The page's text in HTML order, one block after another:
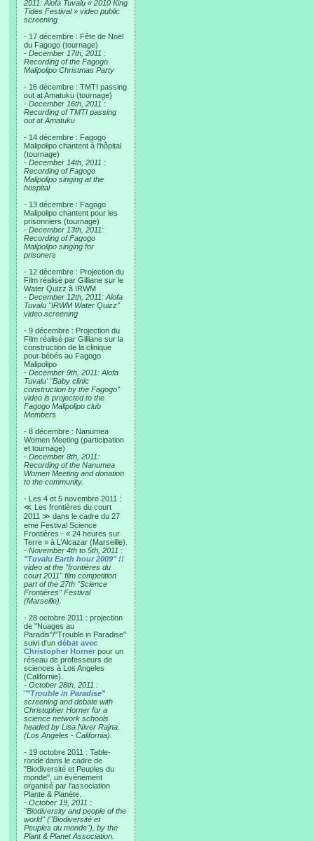
2011: Alofa Tuvalu « 2010 King
Tides Festival » video public
screening
- 17 décembre : Fête de Noël
du Fagogo (tournage)
- December 17th, 2011 :
Recording of the Fagogo
Malipolipo Christmas Party
- 16 décembre : TMTI passing
out at Amatuku (tournage)
- December 16th, 2011 :
Recording of TMTI passing
out at Amatuku
- 14 décembre : Fagogo
Malipolipo chantent à l'hôpital
(tournage)
- December 14th, 2011 :
Recording of Fagogo
Malipolipo singing at the
hospital
- 13 décembre : Fagogo
Malipolipo chantent pour les
prisonniers (tournage)
- December 13th, 2011:
Recording of Fagogo
Malipolipo singing for
prisoners
- 12 décembre : Projection du
Film réalisé par Gilliane sur le
Water Quizz à IRWM
- December 12th, 2011: Alofa
Tuvalu "IRWM Water Quizz"
video screening
- 9 décembre : Projection du
Film réalisé par Gilliane sur la
construction de la clinique
pour bébés au Fagogo
Malipolipo
- December 9th, 2011: Alofa
Tuvalu' "Baby clinic
construction by the Fagogo"
video is projected to the
Fagogo Malipolipo club
Members
- 8 décembre : Nanumea
Women Meeting (participation
et tournage)
- December 8th, 2011:
Recording of the Nanumea
Women Meeting and donation
to the community.
- Les 4 et 5 novembre 2011 :
≪ Les frontières du court
2011 ≫ dans le cadre du 27
eme Festival Science
Frontières - « 24 heures sur
Terre » à L’Alcazar (Marseille).
- November 4th to 5th, 2011 :
"Tuvalu Earth hour 2009" !!
video at the "frontières du
court 2011" film competition
part of the 27th "Science
Frontières" Festival
(Marseille).
- 28 octobre 2011 : projection
de "Nuages au
Paradis"/"Trouble in Paradise"
suivi d'un débat avec
Christopher Horner pour un
réseau de professeurs de
sciences à Los Angeles
(Californie).
- October 28th, 2011 :
""Trouble in Paradise"
screening and debate with
Christopher Horner for a
science network schools
headed by Lisa Niver Rajna.
(Los Angeles - California).
- 19 octobre 2011 : Table-
ronde dans le cadre de
"Biodiversité et Peuples du
monde", un événement
organisé par l'association
Plante & Planète.
- October 19, 2011 :
"Biodiversity and people of the
world" ("Biodiversité et
Peuples du monde"), by the
Plant & Planet Association.